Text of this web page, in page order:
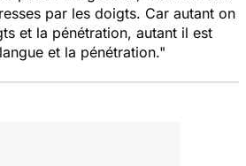
par les doigts. Car autant on
et la pénétration, autant il est
et la pénétration."